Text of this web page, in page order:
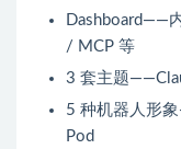
Dashboard——
/ MCP 等
3 套主题
5 种机器人形
Pod